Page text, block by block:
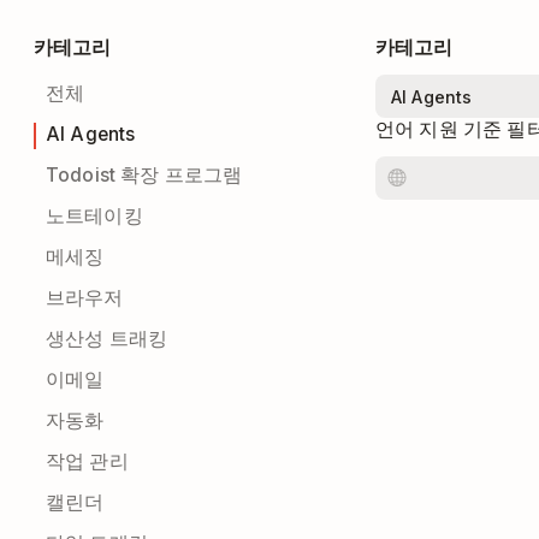
카테고리
전체
AI Agents
Todoist 확장 프로그램
노트테이킹
메세징
브라우저
생산성 트래킹
이메일
자동화
작업 관리
캘린더
카테고리
언어 지원 기준 필